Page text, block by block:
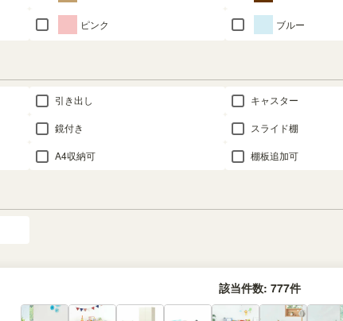
ピンク ブルー
引き出し キャスター
鏡付き スライド棚
A4収納可 棚板追加可
該当件数: 777件